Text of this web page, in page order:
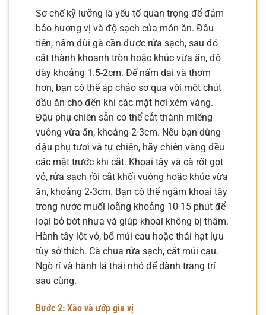
Sơ chế kỹ lưỡng là yếu tố quan trọng để đảm
bảo hương vị và độ sạch của món ăn. Đầu
tiên, nấm đùi gà cần được rửa sạch, sau đó
cắt thành khoanh tròn hoặc khúc vừa ăn, độ
dày khoảng 1.5-2cm. Để nấm dai và thơm
hơn, bạn có thể áp chảo sơ qua với một chút
dầu ăn cho đến khi các mặt hơi xém vàng.
Đậu phụ chiên sẵn có thể cắt thành miếng
vuông vừa ăn, khoảng 2-3cm. Nếu bạn dùng
đậu phụ tươi và tự chiên, hãy chiên vàng đều
các mặt trước khi cắt. Khoai tây và cà rốt gọt
vỏ, rửa sạch rồi cắt khối vuông hoặc khúc vừa
ăn, khoảng 2-3cm. Bạn có thể ngâm khoai tây
trong nước muối loãng khoảng 10-15 phút để
loại bỏ bớt nhựa và giúp khoai không bị thâm.
Hành tây lột vỏ, bổ múi cau hoặc thái hạt lựu
tùy sở thích. Cà chua rửa sạch, cắt múi cau.
Ngò rí và hành lá thái nhỏ để dành trang trí
sau cùng.
Bước 2: Xào và ướp gia vị